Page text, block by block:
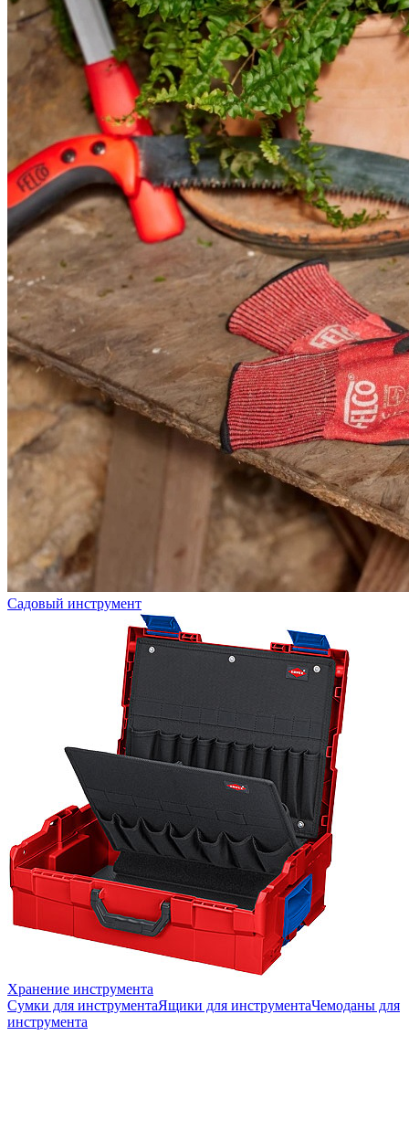
Садовый инструмент
Хранение инструмента
Сумки для инструментаЯщики для инструментаЧемоданы для
инструмента